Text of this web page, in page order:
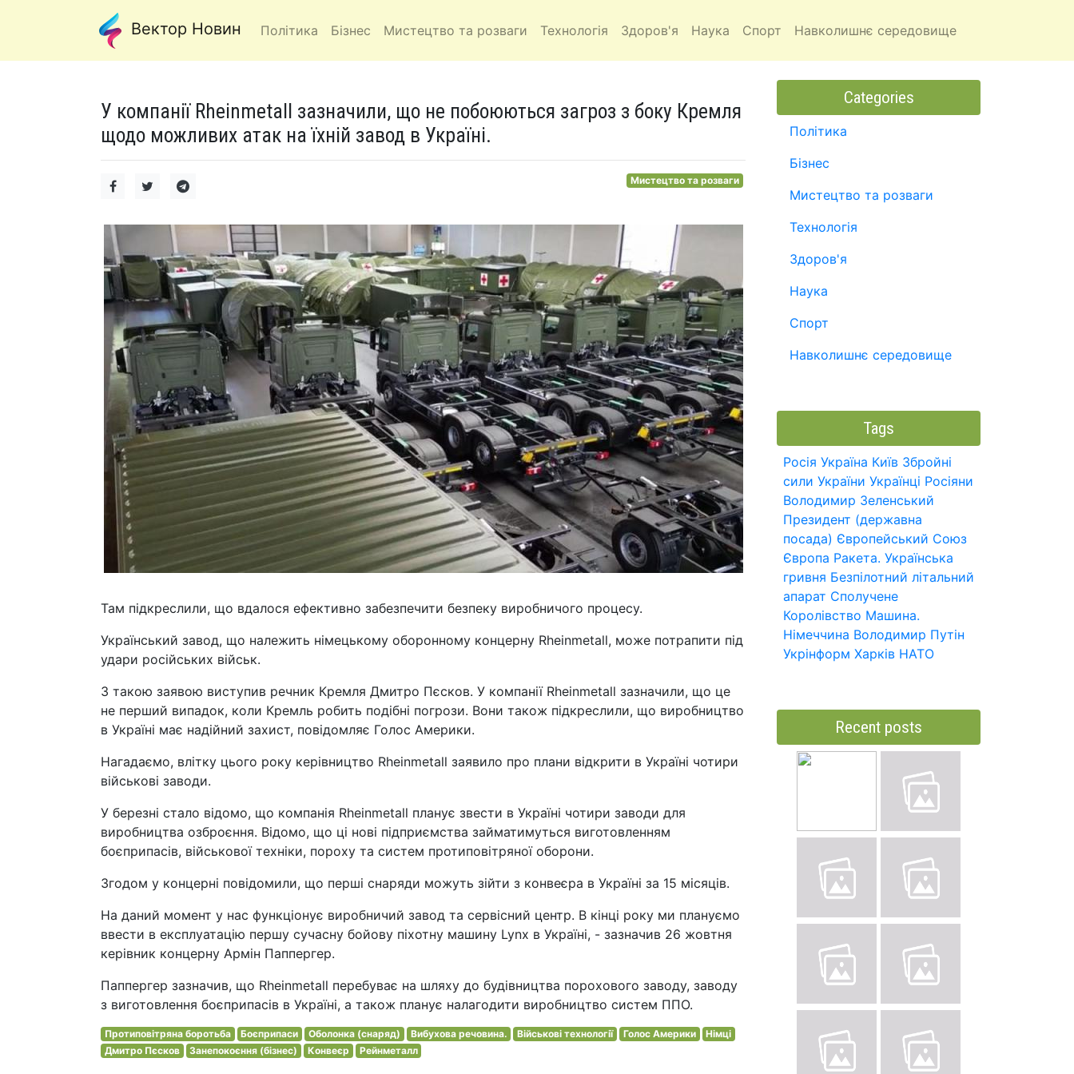
Вектор Новин Політика Бізнес Мистецтво та розваги Технологія Здоров'я Наука Спорт Навколишнє середовище
У компанії Rheinmetall зазначили, що не побоюються загроз з боку Кремля
щодо можливих атак на їхній завод в Україні.
Мистецтво та розваги
Там підкреслили, що вдалося ефективно забезпечити безпеку виробничого процесу.
Український завод, що належить німецькому оборонному концерну Rheinmetall, може потрапити під
удари російських військ.
З такою заявою виступив речник Кремля Дмитро Пєсков. У компанії Rheinmetall зазначили, що це
не перший випадок, коли Кремль робить подібні погрози. Вони також підкреслили, що виробництво
в Україні має надійний захист, повідомляє Голос Америки.
Нагадаємо, влітку цього року керівництво Rheinmetall заявило про плани відкрити в Україні чотири
військові заводи.
У березні стало відомо, що компанія Rheinmetall планує звести в Україні чотири заводи для
виробництва озброєння. Відомо, що ці нові підприємства займатимуться виготовленням
боєприпасів, військової техніки, пороху та систем протиповітряної оборони.
Згодом у концерні повідомили, що перші снаряди можуть зійти з конвеєра в Україні за 15 місяців.
На даний момент у нас функціонує виробничий завод та сервісний центр. В кінці року ми плануємо
ввести в експлуатацію першу сучасну бойову піхотну машину Lynx в Україні, - зазначив 26 жовтня
керівник концерну Армін Паппергер.
Паппергер зазначив, що Rheinmetall перебуває на шляху до будівництва порохового заводу, заводу
з виготовлення боєприпасів в Україні, а також планує налагодити виробництво систем ППО.
Протиповітряна боротьба Боєприпаси Оболонка (снаряд) Вибухова речовина. Військові технології Голос Америки
Німці
Дмитро Пєсков
Занепокоєння (бізнес) Конвеєр Рейнметалл
Categories
Політика
Бізнес
Мистецтво та розваги
Технологія
Здоров'я
Наука
Спорт
Навколишнє середовище
Tags
Росія Україна Київ Збройні
сили України Українці Росіяни
Володимир Зеленський
Президент (державна
посада) Європейський Союз
Європа Ракета. Українська
гривня Безпілотний літальний
апарат Сполучене
Королівство Машина.
Німеччина Володимир Путін
Укрінформ Харків НАТО
Recent posts